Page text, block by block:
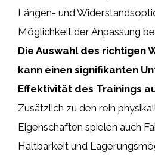
Längen- und
Möglichkeit der Anpassung
Die Auswahl des richtigen
kann einen signifikanten
Effektivität des Trainings
Zusätzlich zu den rein
Eigenschaften spielen auch
Haltbarkeit und